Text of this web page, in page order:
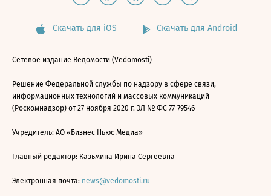
Скачать для iOS Скачать для Android
Сетевое издание Ведомости (Vedomosti)
Решение Федеральной службы по надзору в сфере связи,
информационных технологий и массовых коммуникаций
(Роскомнадзор) от 27 ноября 2020 г. ЭЛ № ФС 77-79546
Учредитель: АО «Бизнес Ньюс Медиа»
Главный редактор: Казьмина Ирина Сергеевна
Электронная почта: news@vedomosti.ru